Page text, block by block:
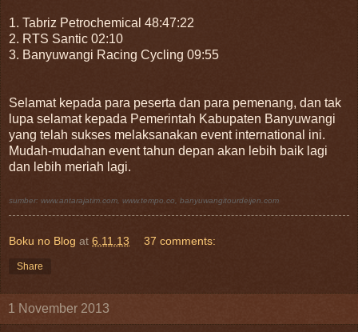
1. Tabriz Petrochemical 48:47:22
2. RTS Santic 02:10
3. Banyuwangi Racing Cycling 09:55
Selamat kepada para peserta dan para pemenang, dan tak
lupa selamat kepada Pemerintah Kabupaten Banyuwangi
yang telah sukses melaksanakan event international ini.
Mudah-mudahan event tahun depan akan lebih baik lagi
dan lebih meriah lagi.
sumber: www.antarajatim.com, www.tempo.co, banyuwangitourdeijen.com
Boku no Blog at 6.11.13 37 comments:
Share
1 November 2013